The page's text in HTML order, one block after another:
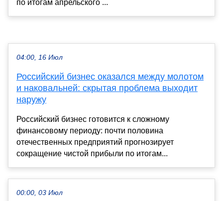
по итогам апрельского ...
04:00, 16 Июл
Российский бизнес оказался между молотом
и наковальней: скрытая проблема выходит
наружу
Российский бизнес готовится к сложному
финансовому периоду: почти половина
отечественных предприятий прогнозирует
сокращение чистой прибыли по итогам...
00:00, 03 Июл